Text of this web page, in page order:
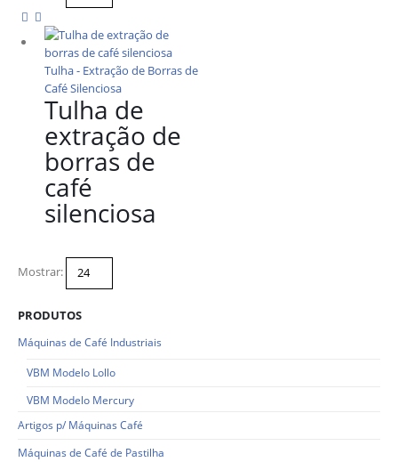
Tulha - Extração de Borras de
Café Silenciosa
Tulha de
extração de
borras de
café
silenciosa
Mostrar:
PRODUTOS
Máquinas de Café Industriais
VBM Modelo Lollo
VBM Modelo Mercury
Artigos p/ Máquinas Café
Máquinas de Café de Pastilha